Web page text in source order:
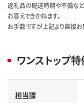
返礼品の配送時期や不備など
お答えできかねます。
お手数ですが上記より直接お
ワンストップ
担当課